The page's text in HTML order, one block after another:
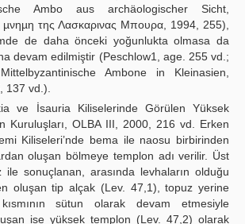
Ambo aus archäologischer Sicht,
της Λασκαρινας Μπουρα, 1994, 255),
de daha önceki yoğunlukta olmasa da
devam edilmiştir (Peschlow1, age. 255 vd.;
Ambone in Kleinasien,
137 vd.).
ve İsauria Kiliselerinde Görülen Yüksek
Kuruluşları, OLBA III, 2000, 216 vd. Erken
Kiliseleri’nde bema ile naosu birbirinden
oluşan bölmeye templon adı verilir. Üst
ile sonuçlanan, arasında levhaların olduğu
oluşan tip alçak (Lev. 47,1), topuz yerine
sütun olarak devam etmesiyle
ise yüksek templon (Lev. 47,2) olarak